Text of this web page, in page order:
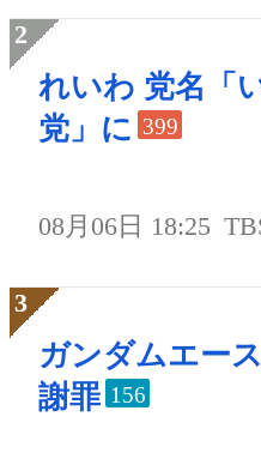
れいわ 党名「
党」に 399
08月06日 18:25
ガンダムエー
謝罪 156